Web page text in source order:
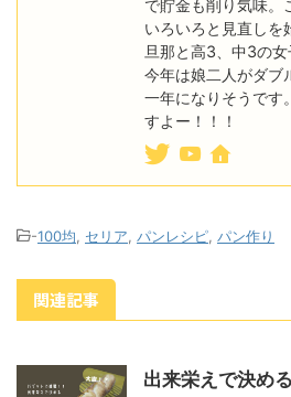
で貯金も削り気味。
いろいろと見直しを
旦那と高3、中3の女
今年は娘二人がダブ
一年になりそうです
すよー！！！
-100均 セリア パンレシピ パン作り
関連記事
出来栄えで決め